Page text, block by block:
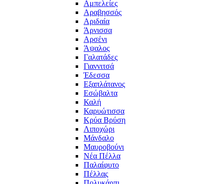
Αμπελείες
Αραβησσός
Αριδαία
Άρνισσα
Αρσένι
Άψαλος
Γαλατάδες
Γιαννιτσά
Έδεσσα
Εξαπλάτανος
Εσώβαλτα
Καλή
Καρυώτισσα
Κρύα Βρύση
Λιποχώρι
Μάνδαλο
Μαυροβούνι
Νέα Πέλλα
Παλαίφυτο
Πέλλας